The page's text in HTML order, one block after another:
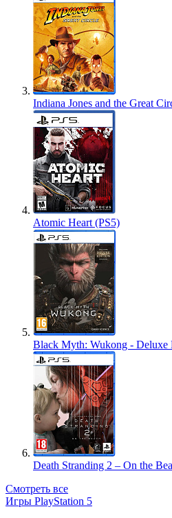
Indiana Jones and the Great
Atomic Heart (PS5)
Black Myth: Wukong - Deluxe
Death Stranding 2 – On the
Смотреть все
Игры PlayStation 5